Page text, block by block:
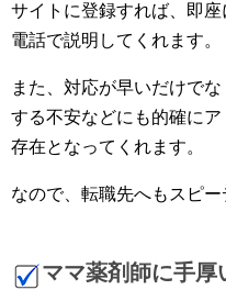
サイトに登録すれば、即
電話で説明してくれます。
また、対応が早いだけで
する不安などにも的確に
存在となってくれます。
なので、転職先へもスピー
ママ薬剤師に手厚